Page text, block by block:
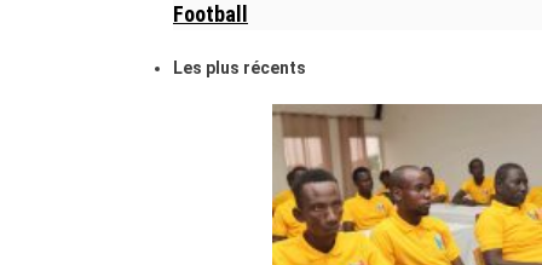
Football
Les plus récents